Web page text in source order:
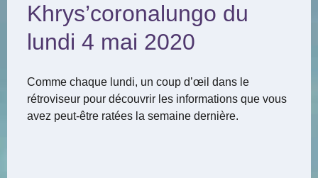
Khrys’coronalungo du
lundi 4 mai 2020
Comme chaque lundi, un coup d’œil dans le
rétroviseur pour découvrir les informations que vous
avez peut-être ratées la semaine dernière.